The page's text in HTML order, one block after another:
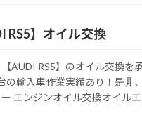
RS5】オイル交換
AUDI RS5】のオイル交換を
の輸入車作業実績あり！是非
エンジンオイル交換オイル